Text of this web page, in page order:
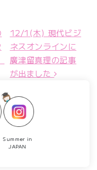
12/1(木) 現代ビジ
ネスオンラインに
廣津留真理の記事
が出ました
Summer in
JAPAN